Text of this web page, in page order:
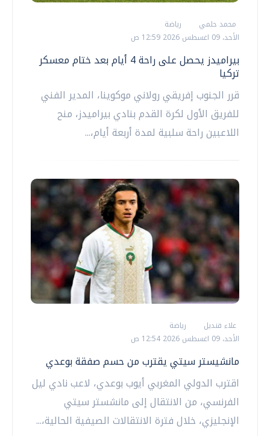
محمد حلمي
رياضة
الأحد، 09 اغسطس 2026 12:59 ص
بيراميدز يحصل على راحة 4 أيام بعد ختام معسكر
تركيا
قرر الجنوب إفريقي رولاني موكوينا، المدير الفني
للفريق الأول لكرة القدم بنادي بيراميدز، منح
اللاعبين راحة سلبية لمدة أربعة أيام،...
علاء قنديل
رياضة
الأحد، 09 اغسطس 2026 12:54 ص
مانشيستر سيتي يقترب من حسم صفقة بوعدي
اقترب الدولي المغربي أيوب بوعدي، لاعب نادي ليل
الفرنسي، من الانتقال إلى مانشستر سيتي
الإنجليزي، خلال فترة الانتقالات الصيفية الحالية،...